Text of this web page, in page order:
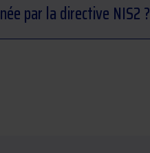
par la directive NIS2 ?